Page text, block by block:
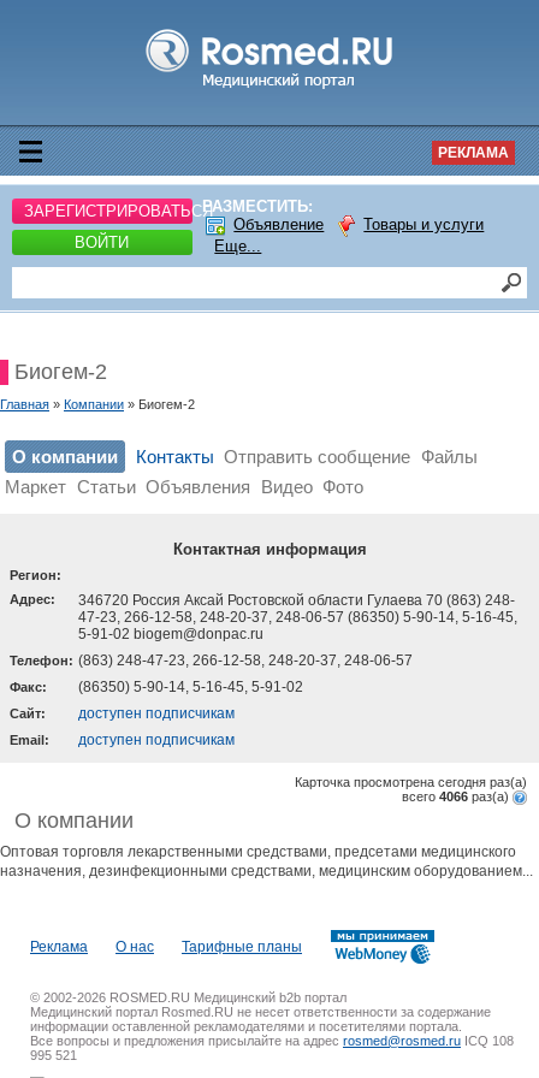
РЕКЛАМА
ЗАРЕГИСТРИРОВАТЬСЯ
ВОЙТИ
РАЗМЕСТИТЬ:
Объявление
Товары и услуги
Еще...
Биогем-2
Главная » Компании » Биогем-2
О компании Контакты Отправить сообщение Файлы
Маркет Статьи Объявления Видео Фото
Контактная информация
Регион:
Адрес:
346720 Россия Аксай Ростовской области Гулаева 70 (863) 248-
47-23, 266-12-58, 248-20-37, 248-06-57 (86350) 5-90-14, 5-16-45,
5-91-02 biogem@donpac.ru
Телефон: (863) 248-47-23, 266-12-58, 248-20-37, 248-06-57
Факс: (86350) 5-90-14, 5-16-45, 5-91-02
Cайт: доступен подписчикам
Email: доступен подписчикам
Карточка просмотрена сегодня раз(a)
всего 4066 раз(a)
О компании
Оптовая торговля лекарственными средствами, предсетами медицинского
назначения, дезинфекционными средствами, медицинским оборудованием...
Реклама О нас Тарифные планы
© 2002-2026 ROSMED.RU Медицинский b2b портал
Медицинский портал Rosmed.RU не несет ответственности за содержание
информации оставленной рекламодателями и посетителями портала.
Все вопросы и предложения присылайте на адрес rosmed@rosmed.ru ICQ 108
995 521